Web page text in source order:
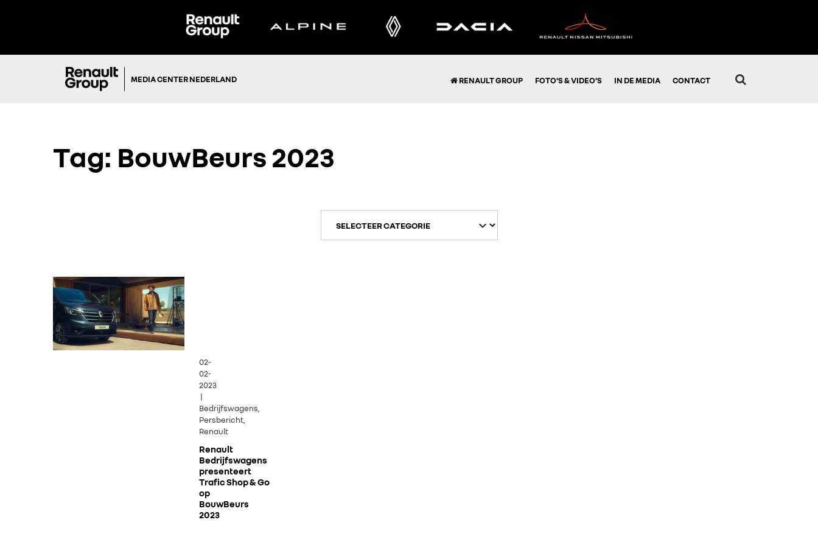
MEDIA CENTER NEDERLAND RENAULT GROUP FOTO’S & VIDEO’S IN DE MEDIA CONTACT
Tag: BouwBeurs 2023
02-
02-
2023
|
Bedrijfswagens,
Persbericht,
Renault
Renault
Bedrijfswagens
presenteert
Trafic Shop & Go
op
BouwBeurs
2023